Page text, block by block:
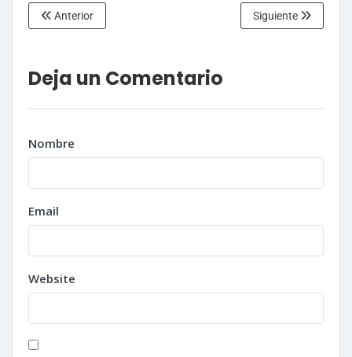
Anterior Siguiente
Deja un Comentario
Nombre
Email
Website